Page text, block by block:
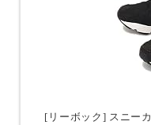
[リーボック] スニー